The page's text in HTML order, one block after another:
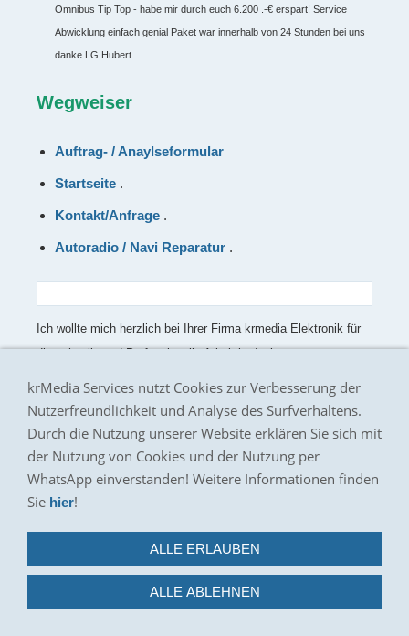
Omnibus Tip Top - habe mir durch euch 6.200 .-€ erspart! Service
Abwicklung einfach genial Paket war innerhalb von 24 Stunden bei uns
danke LG Hubert
Wegweiser
Auftrag- / Anaylseformular
Startseite .
Kontakt/Anfrage .
Autoradio / Navi Reparatur .
Ich wollte mich herzlich bei Ihrer Firma krmedia Elektronik für
die schnelle und Professionelle Arbeit bedanken.
Hotline:
Fragen? Rufen sie uns an unter:
Hotline: 02404-9573838
Unsere Bewertungen
krMedia Services nutzt Cookies zur Verbesserung der
Nutzerfreundlichkeit und Analyse des Surfverhaltens.
Durch die Nutzung unserer Website erklären Sie sich mit
der Nutzung von Cookies und der Nutzung per
WhatsApp einverstanden! Weitere Informationen finden
Sie hier!
ALLE ERLAUBEN
ALLE ABLEHNEN